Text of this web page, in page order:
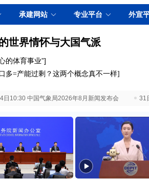
承建网站 专业平台 外宣
世界情怀与大国气派
的体育事业”]
多=产能过剩？这两个概念真不一样]
4日10:30 中国气象局2026年8月新闻发布会 31